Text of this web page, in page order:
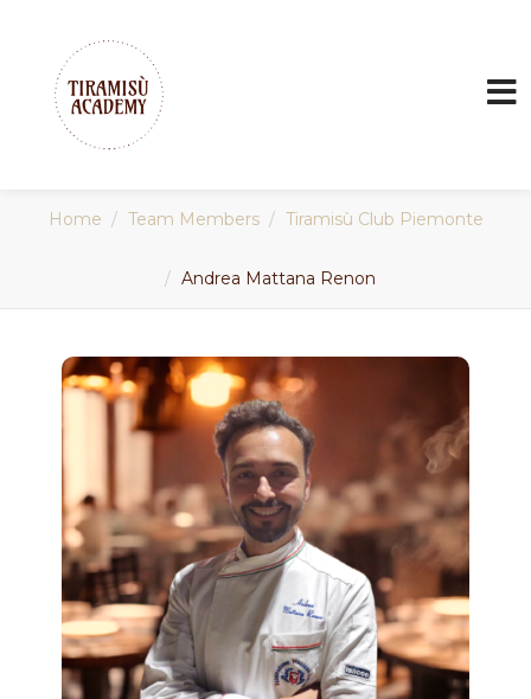
Home Team Members Tiramisù Club Piemonte
Andrea Mattana Renon